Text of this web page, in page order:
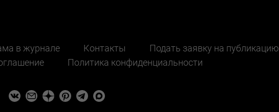
в журнале Контакты
Подать заявку на публикацию
Политика конфиденциальности